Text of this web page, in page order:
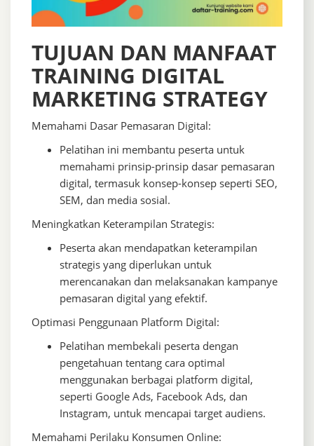
TUJUAN DAN MANFAAT
TRAINING DIGITAL
MARKETING STRATEGY
Memahami Dasar Pemasaran Digital:
Pelatihan ini membantu peserta untuk
memahami prinsip-prinsip dasar pemasaran
digital, termasuk konsep-konsep seperti SEO,
SEM, dan media sosial.
Meningkatkan Keterampilan Strategis:
Peserta akan mendapatkan keterampilan
strategis yang diperlukan untuk
merencanakan dan melaksanakan kampanye
pemasaran digital yang efektif.
Optimasi Penggunaan Platform Digital:
Pelatihan membekali peserta dengan
pengetahuan tentang cara optimal
menggunakan berbagai platform digital,
seperti Google Ads, Facebook Ads, dan
Instagram, untuk mencapai target audiens.
Memahami Perilaku Konsumen Online: